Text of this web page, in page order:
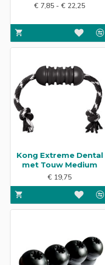
€ 7,85 - € 22,25
Kong Extreme Dental
met Touw Medium
€ 19,75